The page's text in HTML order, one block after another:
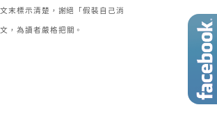
末標示清楚，謝絕「假裝自己消
，為讀者嚴格把關。